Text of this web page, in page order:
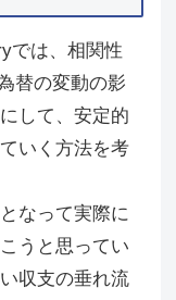
では、相関性
替の変動の影
して、安定的
いく方法を考
なって実際に
うと思ってい
収支の垂れ流